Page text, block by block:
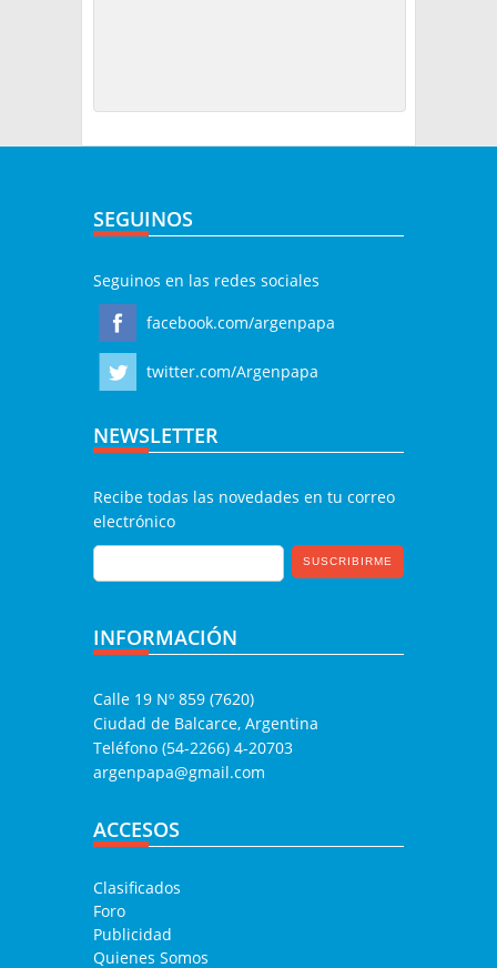
SEGUINOS
Seguinos en las redes sociales
facebook.com/argenpapa
twitter.com/Argenpapa
NEWSLETTER
Recibe todas las novedades en tu correo
electrónico
INFORMACIÓN
Calle 19 Nº 859 (7620)
Ciudad de Balcarce, Argentina
Teléfono (54-2266) 4-20703
argenpapa@gmail.com
ACCESOS
Clasificados
Foro
Publicidad
Quienes Somos